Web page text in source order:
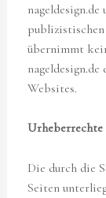
übernimmt
Websites.
Urheberrechte
Die durch die
Seiten